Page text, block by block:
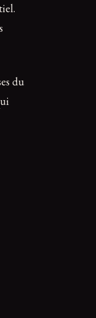
du